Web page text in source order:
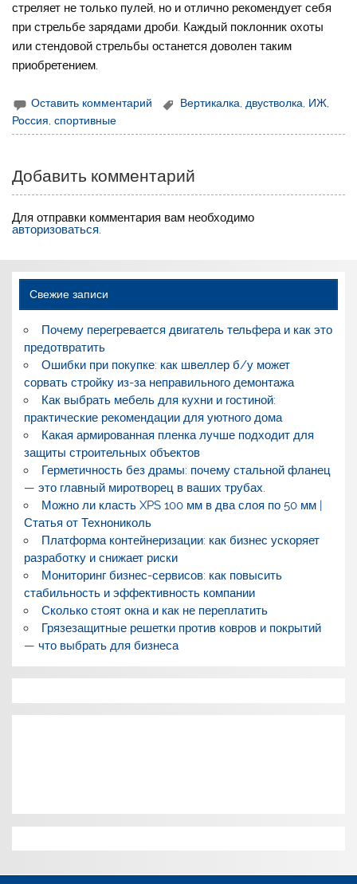
стреляет не только пулей, но и отлично рекомендует себя
при стрельбе зарядами дроби. Каждый поклонник охоты
или стендовой стрельбы останется доволен таким
приобретением.
Оставить комментарий Вертикалка двустволка ИЖ
Россия ,спортивные
Добавить комментарий
Для отправки комментария вам необходимо
авторизоваться.
Свежие записи
Почему перегревается двигатель тельфера и как это
предотвратить
Ошибки при покупке: как швеллер б/у может
сорвать стройку из-за неправильного демонтажа
Как выбрать мебель для кухни и гостиной:
практические рекомендации для уютного дома
Какая армированная пленка лучше подходит для
защиты строительных объектов
Герметичность без драмы: почему стальной фланец
— это главный миротворец в ваших трубах.
Можно ли класть XPS 100 мм в два слоя по 50 мм |
Статья от Технониколь
Платформа контейнеризации: как бизнес ускоряет
разработку и снижает риски
Мониторинг бизнес-сервисов: как повысить
стабильность и эффективность компании
Сколько стоят окна и как не переплатить
Грязезащитные решетки против ковров и покрытий
— что выбрать для бизнеса